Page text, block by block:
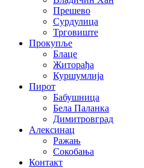
Прешево
Сурдулица
Трговиште
Прокупље
Блаце
Житорађа
Куршумлија
Пирот
Бабушница
Бела Паланка
Димитровград
Алексинац
Ражањ
Сокобања
Контакт